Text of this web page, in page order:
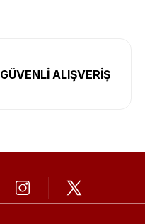
GÜVENLİ ALIŞVERİŞ